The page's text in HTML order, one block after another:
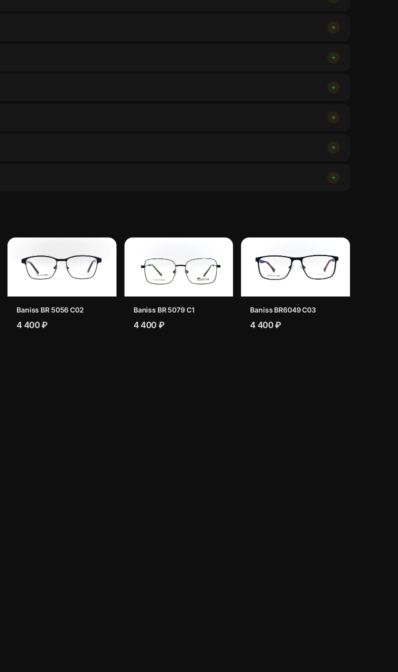
Baniss BR 5056 C02
4 400 ₽
Baniss BR 5079 C1
4 400 ₽
Baniss BR6049 C03
4 400 ₽